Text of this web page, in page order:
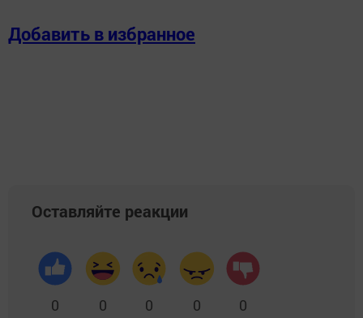
Добавить в избранное
Оставляйте реакции
0 0 0 0 0